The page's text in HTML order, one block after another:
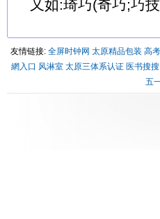
又如:琦巧(奇巧;巧
友情链接: 全屏时钟网 太原精品包装 高
網入口 风淋室 太原三体系认证 医书搜搜
五